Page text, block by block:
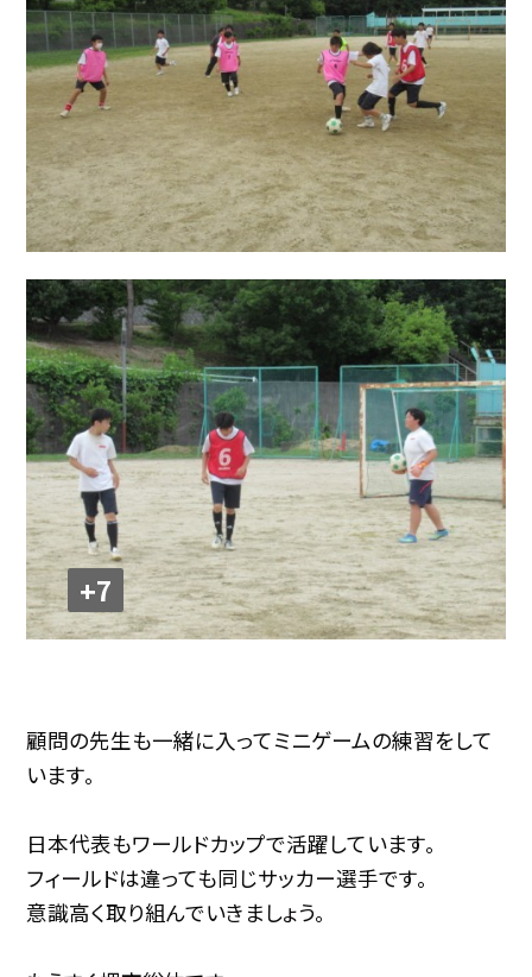
+7
顧問の先生も一緒に入ってミニゲームの練習をして
います。
日本代表もワールドカップで活躍しています。
フィールドは違っても同じサッカー選手です。
意識高く取り組んでいきましょう。